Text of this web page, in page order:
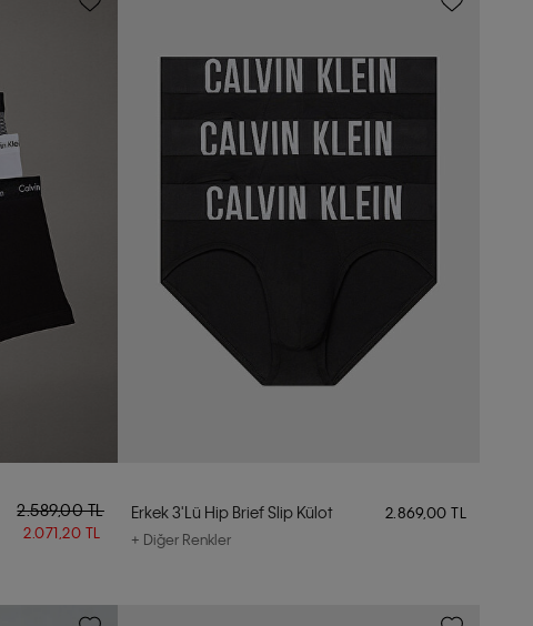
2.589,00 TL
2.071,20 TL
Erkek 3'lü Hip Brief Slip Külot
2.869,00 TL
+ Diğer Renkler